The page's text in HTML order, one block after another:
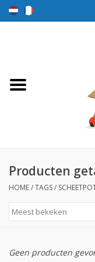
Speelgoed
Beloningsdozen
Nieuw
Prijs
Producten
HOME/TAGS/
Geen producten